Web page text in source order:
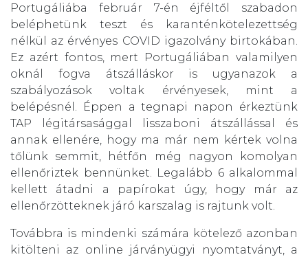
Portugáliába február 7-én éjféltől szabadon
beléphetünk teszt és karanténkötelezettség
nélkül az érvényes COVID igazolvány birtokában.
Ez azért fontos, mert Portugáliában valamilyen
oknál fogva átszálláskor is ugyanazok a
szabályozások voltak érvényesek, mint a
belépésnél. Éppen a tegnapi napon érkeztünk
TAP légitársasággal lisszaboni átszállással és
annak ellenére, hogy ma már nem kértek volna
tőlünk semmit, hétfőn még nagyon komolyan
ellenőriztek bennünket. Legalább 6 alkalommal
kellett átadni a papírokat úgy, hogy már az
ellenőrzötteknek járó karszalag is rajtunk volt.
Továbbra is mindenki számára kötelező azonban
kitölteni az online járványügyi nyomtatványt, a